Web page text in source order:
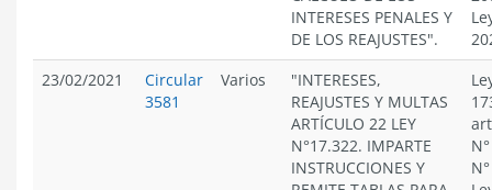
INTERESES PENALES Y
DE LOS REAJUSTES".
23/02/2021
Circular
3581
Varios
"INTERESES,
REAJUSTES Y MULTAS
ARTÍCULO 22 LEY
N°17.322. IMPARTE
INSTRUCCIONES Y